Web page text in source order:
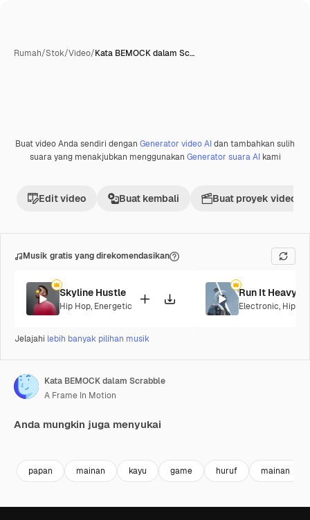
Rumah/Stok/Video/Kata BEMOCK dalam Sc…
Premium
Buat video Anda sendiri dengan Generator video AIdan tambahkan sulih
suara yang menakjubkan menggunakan Generator suara AIkami
Edit video Buat kembali Buat proyek video
Musik gratis yang direkomendasikan
Skyline Hustle
Hip Hop, Energetic
Run It Heavy
Electronic, Hip
Jelajahi lebih banyak pilihan musik
Kata BEMOCK dalam Scrabble
A Frame In Motion
Anda mungkin juga menyukai
papan mainan kayu game huruf mainan